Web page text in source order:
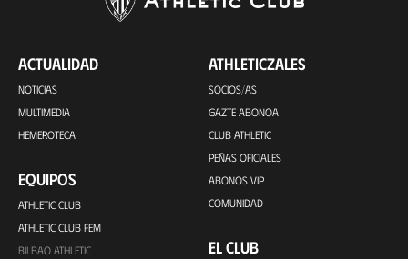
ACTUALIDAD
NOTICIAS
MULTIMEDIA
HEMEROTECA
EQUIPOS
ATHLETIC CLUB
ATHLETIC CLUB FEM
BILBAO ATHLETIC
ATHLETICZALES
SOCIOS/AS
GAZTE ABONOA
CLUB ATHLETIC
PEÑAS OFICIALES
ABONOS VIP
COMUNIDAD
EL CLUB